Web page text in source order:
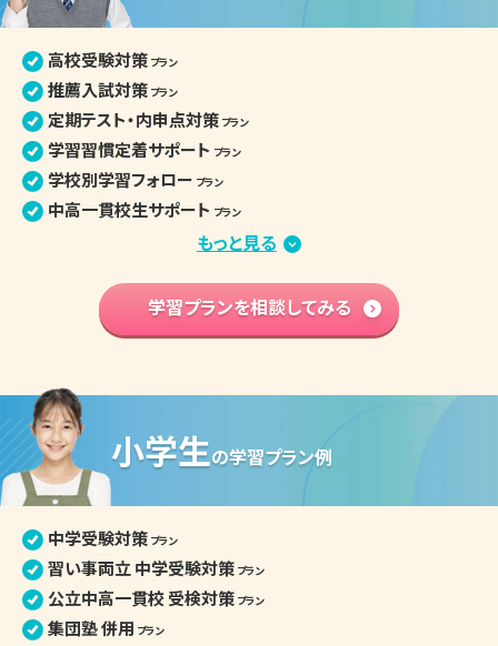
高校受験対策 プラン
推薦入試対策 プラン
定期テスト・内申点対策 プラン
学習習慣定着サポート プラン
学校別学習フォロー プラン
中高一貫校生サポート プラン
学習内容 基礎固め プラン
英語資格検定対策 プラン
高校学習先取り プラン
中学生の個別指導詳細
もっと見る
学習プランを相談してみる
小学生の学習プラン例
中学受験対策 プラン
習い事両立 中学受験対策 プラン
公立中高一貫校 受検対策 プラン
集団塾 併用 プラン